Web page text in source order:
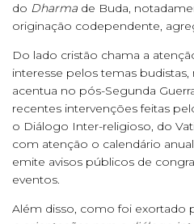
do Dharma de Buda,
originação codependente,
Do lado cristão chama a
interesse pelos temas
acentua no pós-Segunda
recentes intervenções feitas
o Diálogo Inter-religioso, do
com atenção o calendário
emite avisos públicos de
eventos.
Além disso, como foi exortado